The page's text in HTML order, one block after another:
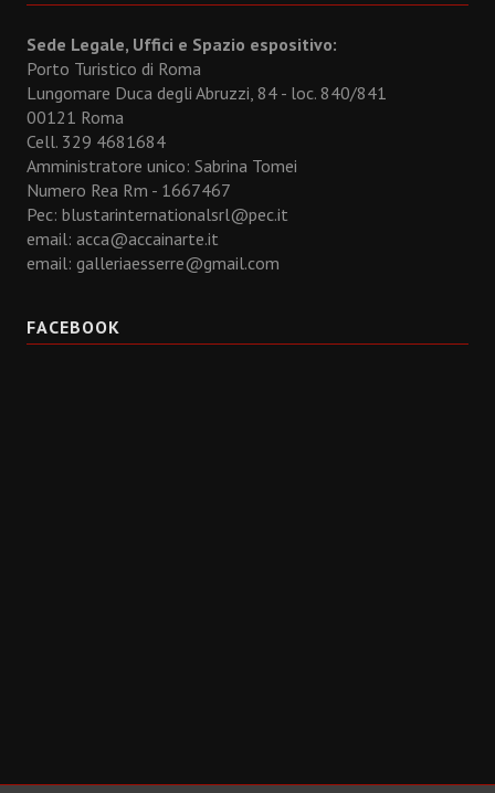
Sede Legale, Uffici e Spazio espositivo:
Porto Turistico di Roma
Lungomare Duca degli Abruzzi, 84 - loc. 840/841
00121 Roma
Cell. 329 4681684
Amministratore unico: Sabrina Tomei
Numero Rea Rm - 1667467
Pec: blustarinternationalsrl@pec.it
email: acca@accainarte.it
email: galleriaesserre@gmail.com
FACEBOOK